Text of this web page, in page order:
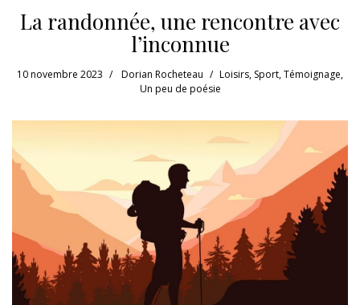
La randonnée, une rencontre avec
l’inconnue
10 novembre 2023 Dorian Rocheteau Loisirs, Sport,Témoignage,
Un peu de poésie